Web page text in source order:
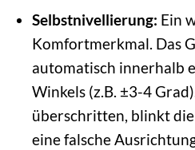
Selbstnivellierung: Ein
Komfortmerkmal. Das
automatisch innerhalb
Winkels (z.B. ±3-4
überschritten, blinkt
eine falsche